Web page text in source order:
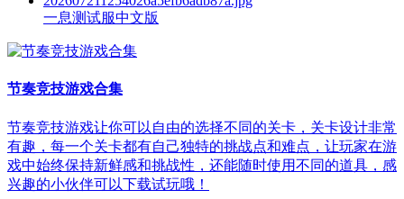
一息测试服中文版
节奏竞技游戏合集
节奏竞技游戏让你可以自由的选择不同的关卡，关卡设计非常
有趣，每一个关卡都有自己独特的挑战点和难点，让玩家在游
戏中始终保持新鲜感和挑战性，还能随时使用不同的道具，感
兴趣的小伙伴可以下载试玩哦！